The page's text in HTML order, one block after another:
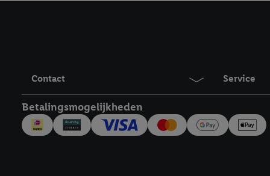
Contact Service
Betalingsmogelijkheden
mailadres en met
Onder "Aanpassen"
Door te klikken op
technieken worden
inclusief over de
trekken, vind je in onze
over de cookies die